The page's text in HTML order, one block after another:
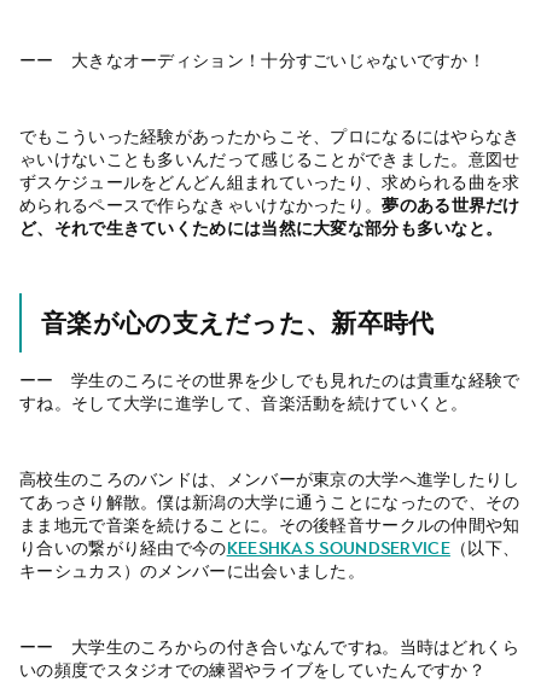
ーー 大きなオーディション！十分すごいじゃないですか！
でもこういった経験があったからこそ、プロになるにはやらなき
ゃいけないことも多いんだって感じることができました。意図せ
ずスケジュールをどんどん組まれていったり、求められる曲を求
められるペースで作らなきゃいけなかったり。夢のある世界だけ
ど、それで生きていくためには当然に大変な部分も多いなと。
音楽が心の支えだった、新卒時代
ーー 学生のころにその世界を少しでも見れたのは貴重な経験で
すね。そして大学に進学して、音楽活動を続けていくと。
高校生のころのバンドは、メンバーが東京の大学へ進学したりし
てあっさり解散。僕は新潟の大学に通うことになったので、その
まま地元で音楽を続けることに。その後軽音サークルの仲間や知
り合いの繋がり経由で今のKEESHKAS soundservice（以下、
キーシュカス）のメンバーに出会いました。
ーー 大学生のころからの付き合いなんですね。当時はどれくら
いの頻度でスタジオでの練習やライブをしていたんですか？